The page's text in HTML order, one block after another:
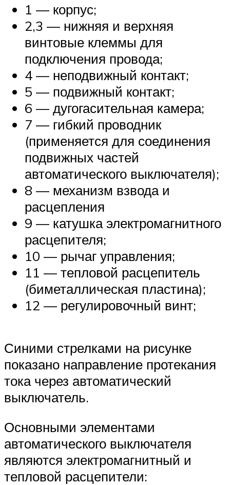
1 — корпус;
2,3 — нижняя и верхняя
винтовые клеммы для
подключения провода;
4 — неподвижный контакт;
5 — подвижный контакт;
6 — дугогасительная камера;
7 — гибкий проводник
(применяется для соединения
подвижных частей
автоматического выключателя);
8 — механизм взвода и
расцепления
9 — катушка электромагнитного
расцепителя;
10 — рычаг управления;
11 — тепловой расцепитель
(биметаллическая пластина);
12 — регулировочный винт;
Синими стрелками на рисунке
показано направление протекания
тока через автоматический
выключатель.
Основными элементами
автоматического выключателя
являются электромагнитный и
тепловой расцепители: